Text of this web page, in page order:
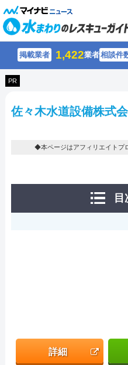
掲載業者 1,422業者相談件
PR
佐々木水道設備株式
◆本ページはアフィリエイトプ
詳細